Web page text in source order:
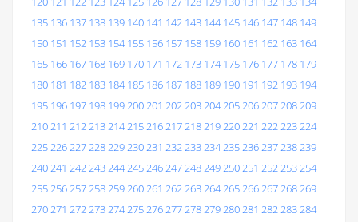
135 136 137 138 139 140 141 142 143 144 145 146 147 148 149
150 151 152 153 154 155 156 157 158 159 160 161 162 163 164
165 166 167 168 169 170 171 172 173 174 175 176 177 178 179
180 181 182 183 184 185 186 187 188 189 190 191 192 193 194
195 196 197 198 199200201 202203204205206207208209
210211 212213214215216217218219220221 222223224
225226227228229230231 232233234235236237238239
240241 242243244245246247248249250251 252253254
255256257258259260261 262263264265266267268269
270271 272273274275276277278279280281 282283284